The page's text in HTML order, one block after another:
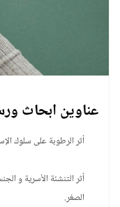
عناوين ابحاث
أثر الرطوبة على سلوك
أثر التنشئة الأسرية و
الصغر.